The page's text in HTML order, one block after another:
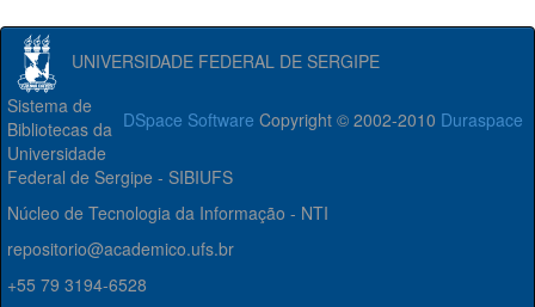
UNIVERSIDADE FEDERAL DE SERGIPE
DSpace Software Copyright © 2002-2010 Duraspace
Sistema de
Bibliotecas da
Universidade
Federal de Sergipe - SIBIUFS
Núcleo de Tecnologia da Informação - NTI
repositorio@academico.ufs.br
+55 79 3194-6528